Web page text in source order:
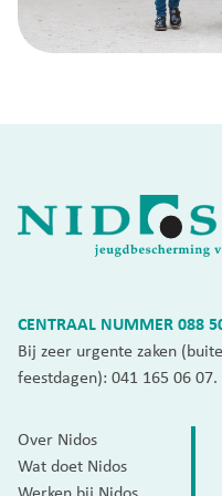
CENTRAAL NUMMER088
Bij zeer urgente zaken
feestdagen): 041 165 06 07.
Over Nidos
Wat doet Nidos